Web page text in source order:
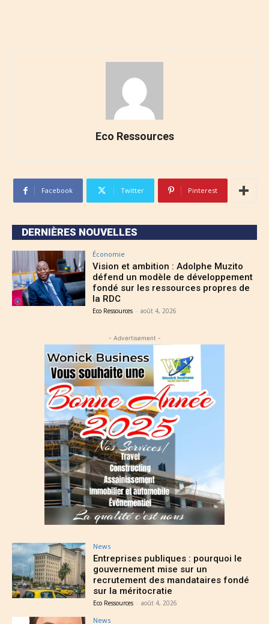
Eco Ressources
Facebook Twitter Pinterest
DERNIÈRES NOUVELLES
Économie
Vision et ambition : Adolphe Muzito
défend un modèle de développement
fondé sur les ressources propres de
la RDC
Eco Ressources - août 4, 2026
- Advertisement -
News
Entreprises publiques : pourquoi le
gouvernement mise sur un
recrutement des mandataires fondé
sur la méritocratie
Eco Ressources - août 4, 2026
News